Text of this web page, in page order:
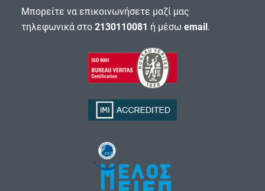
Μπορείτε να επικοινωνήσετε μαζί μας
τηλεφωνικά στο 2130110081 ή μέσω email.